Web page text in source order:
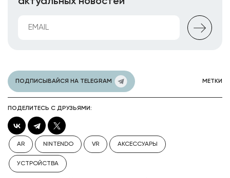
ПОДПИСЫВАЙСЯ НА TELEGRAM МЕТКИ
ПОДЕЛИТЕСЬ С ДРУЗЬЯМИ:
AR NINTENDO VR АКСЕССУАРЫ
УСТРОЙСТВА